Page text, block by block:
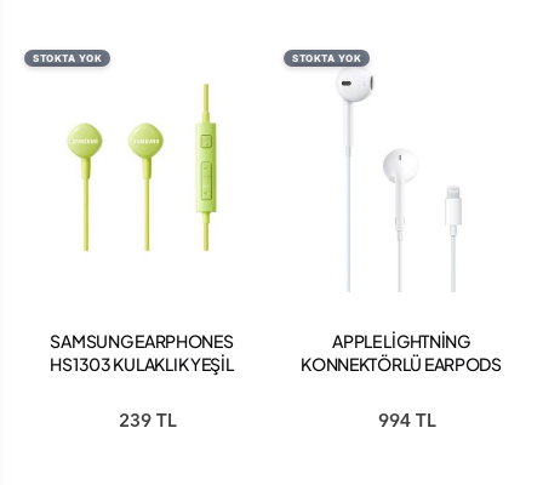
STOKTA YOK
SAMSUNG EARPHONES
HS1303 KULAKLIK YEŞİL
239 TL
STOKTA YOK
APPLE LİGHTNİNG
KONNEKTÖRLÜ EARPODS
994 TL